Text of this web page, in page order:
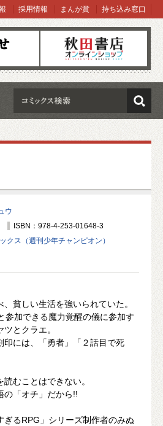
オンラインショップ
採用情報 まんが賞 持ち込み窓口
検索
ウ
ISBN：978-4-253-01648-3
クス（週刊少年チャンピオン）
貧しい生活を強いられていた。
参加できる魔力覚醒の儀に参加す
とクラエ。
印には、「勇者」「２話目で死
むことはできない。
の「オチ」だから!!
るRPG」シリーズ制作者のみぬ